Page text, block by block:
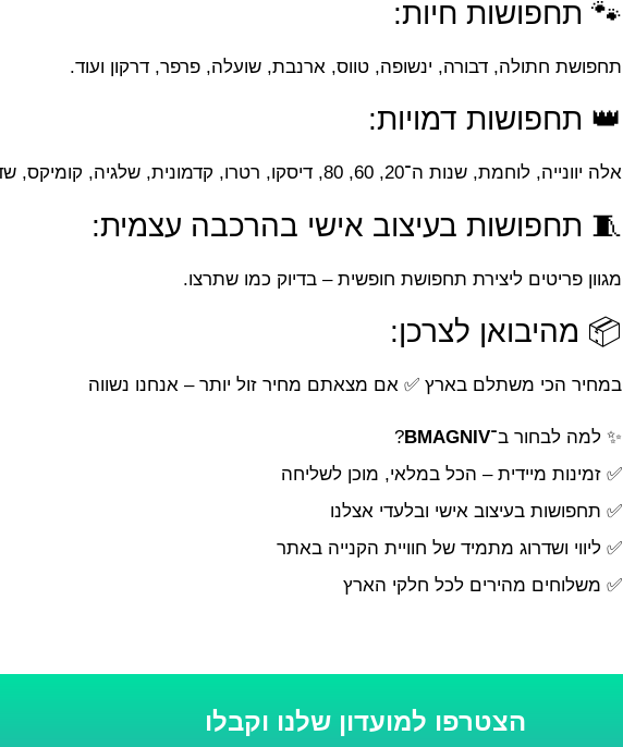
🐾 תחפושות חיות:
תחפושת חתולה, דבורה, ינשופה, טווס, ארנבת, שועלה, פרפר, דרקון ועוד.
👑 תחפושות דמויות:
אלה יוונייה, לוחמת, שנות ה־20, 60, 80, דיסקו, רטרו, קדמונית, שלגיה, קומיקס, שדון ועוד עשרות עיצובים מפתיעים.
🧵 תחפושות בעיצוב אישי בהרכבה עצמית:
מגוון פריטים ליצירת תחפושת חופשית – בדיוק כמו שתרצו.
📦 מהיבואן לצרכן:
במחיר הכי משתלם בארץ ✅ אם מצאתם מחיר זול יותר – אנחנו נשווה
✨ למה לבחור ב־BMAGNIV
?
✅ זמינות מיידית – הכל במלאי, מוכן לשליחה
✅ תחפושות בעיצוב אישי ובלעדי אצלנו
✅ ליווי ושדרוג מתמיד של חוויית הקנייה באתר
✅ משלוחים מהירים לכל חלקי הארץ
הצטרפו למועדון שלנו וקבלו